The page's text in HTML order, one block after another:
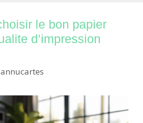
le bon papier
d’impression
annucartes